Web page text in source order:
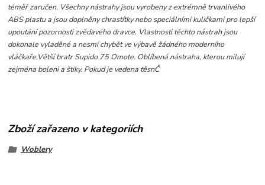
téměř zaručen. Všechny nástrahy jsou vyrobeny z extrémně trvanlivého
ABS plastu a jsou doplněny chrastítky nebo speciálními kuličkami pro lepší
upoutání pozornosti zvědavého dravce. Vlastnosti těchto nástrah jsou
dokonale vyladěné a nesmí chybět ve výbavě žádného moderního
vláčkaře.Větší bratr Supido 75 Omote. Oblíbená nástraha, kterou milují
zejména boleni a štiky. Pokud je vedena těsnČ
Zboží zařazeno v kategoriích
Woblery